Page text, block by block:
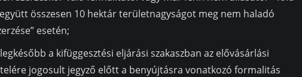
összesen 10 hektár területnagyságot meg nem haladó
esetén;
a kifüggesztési eljárási szakaszban az elővásárlási
jogosult jegyző előtt a benyújtásra vonatkozó formalitás